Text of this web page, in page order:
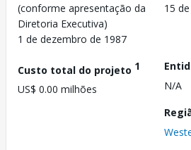
(conforme apresentação da
Diretoria Executiva)
1 de dezembro de 1987
15
Custo total do projeto 1
US$ 0.00 milhões
N/A